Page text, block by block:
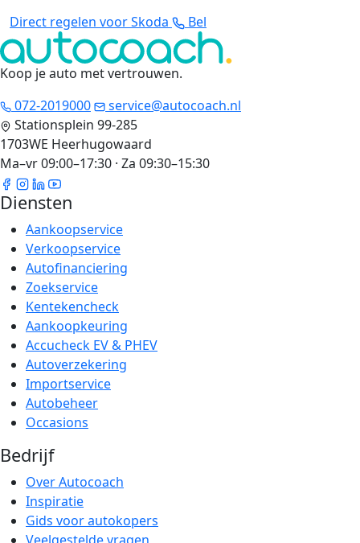
Direct regelen voor Skoda
Bel
Koop je auto met vertrouwen.
072-2019000
service@autocoach.nl
Stationsplein 99-285
1703WE Heerhugowaard
Ma–vr 09:00–17:30 · Za 09:30–15:30
Diensten
Aankoopservice
Verkoopservice
Autofinanciering
Zoekservice
Kentekencheck
Aankoopkeuring
Accucheck EV & PHEV
Autoverzekering
Importservice
Autobeheer
Occasions
Bedrijf
Over Autocoach
Inspiratie
Gids voor autokopers